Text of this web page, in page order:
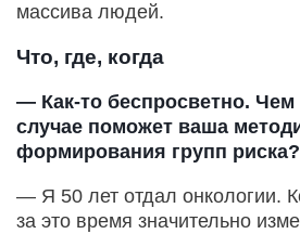
массива людей.
Что, где, когда
— Как-то беспросветно. Чем
случае поможет ваша
формирования групп риска?
— Я 50 лет отдал онкологии.
за это время значительно